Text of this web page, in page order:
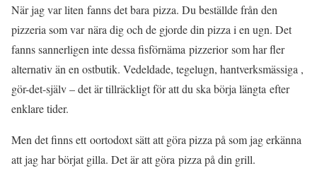
När jag var liten fanns det bara pizza. Du beställde från den
pizzeria som var nära dig och de gjorde din pizza i en ugn. Det
fanns sannerligen inte dessa fisförnäma pizzerior som har fler
alternativ än en ostbutik. Vedeldade, tegelugn, hantverksmässiga ,
gör-det-själv – det är tillräckligt för att du ska börja längta efter
enklare tider.
Men det finns ett oortodoxt sätt att göra pizza på som jag erkänna
att jag har börjat gilla. Det är att göra pizza på din grill.